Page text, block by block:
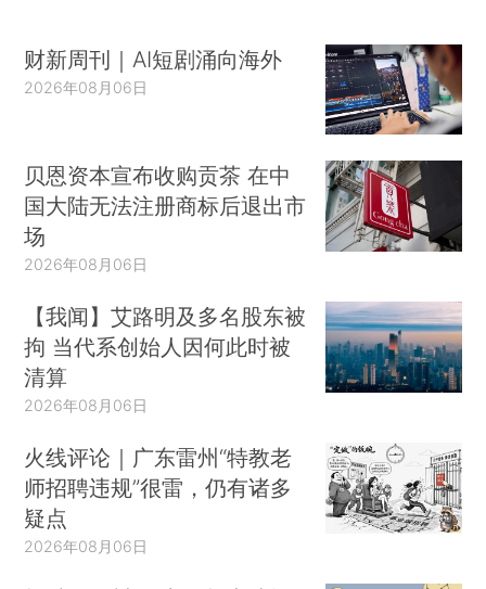
财新周刊｜AI短剧涌向海外
2026年08月06日
贝恩资本宣布收购贡茶 在中
国大陆无法注册商标后退出市
场
2026年08月06日
【我闻】艾路明及多名股东被
拘 当代系创始人因何此时被
清算
2026年08月06日
火线评论｜广东雷州“特教老
师招聘违规”很雷，仍有诸多
疑点
2026年08月06日